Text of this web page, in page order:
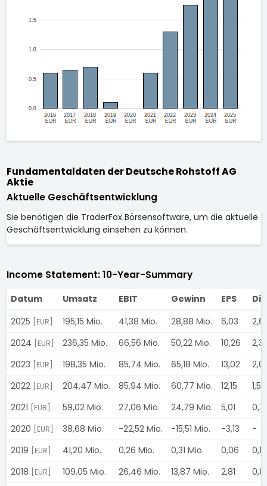
Fundamentaldaten der Deutsche Rohstoff AG
Aktie
Aktuelle Geschäftsentwicklung
Sie benötigen die TraderFox Börsensoftware, um die aktuelle
Geschäftsentwicklung einsehen zu können.
Income Statement: 10-Year-Summary
Datum Umsatz EBIT Gewinn EPS
2025
[EUR] 195,15 Mio. 41,38 Mio. 28,88 Mio. 6,03
2024
[EUR] 236,35 Mio. 66,56 Mio. 50,22 Mio. 10,26
2023
[EUR] 198,35 Mio. 85,74 Mio. 65,18 Mio. 13,02
2022
[EUR] 204,47 Mio. 85,94 Mio. 60,77 Mio. 12,15
2021
[EUR] 59,02 Mio. 27,06 Mio. 24,79 Mio. 5,01
2020
[EUR] 38,68 Mio. -22,52 Mio. -15,51 Mio. -3,13
-
2019
[EUR] 41,20 Mio. 0,26 Mio. 0,31 Mio. 0,06
2018
[EUR] 109,05 Mio. 26,46 Mio. 13,87 Mio. 2,81